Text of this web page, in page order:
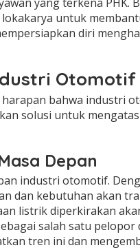
untuk
diri
Otomotif
bahwa industri
solusi untuk
Depan
industri otomotif.
dan kebutuhan akan
listrik diperkirakan
salah satu pelopor
tren ini dan